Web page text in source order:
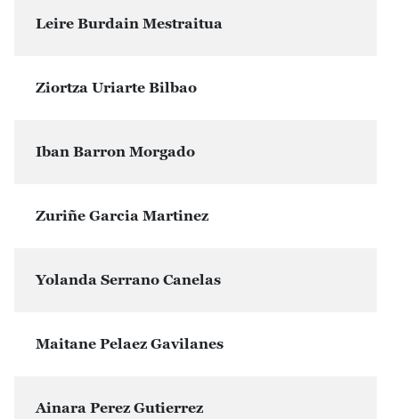
Leire Burdain Mestraitua
Ziortza Uriarte Bilbao
Iban Barron Morgado
Zuriñe Garcia Martinez
Yolanda Serrano Canelas
Maitane Pelaez Gavilanes
Ainara Perez Gutierrez